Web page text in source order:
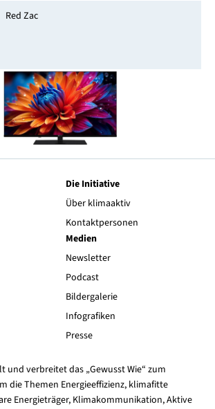
Red Zac
Die Initiative
Über klimaaktiv
Kontaktpersonen
Medien
Newsletter
Podcast
Bildergalerie
Infografiken
Presse
verbreitet das „Gewusst Wie“ zum
die Themen Energieeffizienz, klimafitte
Energieträger, Klimakommunikation, Aktive